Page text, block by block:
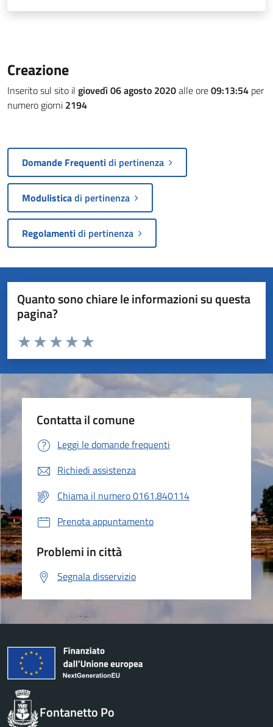
Creazione
Inserito sul sito il giovedì 06 agosto 2020alle ore09:13:54 per
numero giorni 2194
Domande Frequentidi pertinenza
Modulisticadi pertinenza
Regolamentidi pertinenza
Quanto sono chiare le informazioni su questa
pagina?
Valuta da 1 a 5 stelle la pagina
Valuta 5 stelle su 5
Valuta 4 stelle su 5
Valuta 3 stelle su 5
Valuta 2 stelle su 5
Valuta 1 stelle su 5
Contatta il comune
Leggi le domande frequenti
Richiedi assistenza
Chiama il numero 0161.840114
Prenota appuntamento
Problemi in città
Segnala disservizio
Fontanetto Po